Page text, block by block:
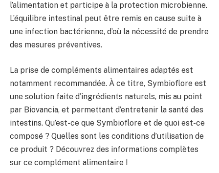
l’alimentation et participe à la protection microbienne.
L’équilibre intestinal peut être remis en cause suite à
une infection bactérienne, d’où la nécessité de prendre
des mesures préventives.
La prise de compléments alimentaires adaptés est
notamment recommandée. À ce titre, Symbioflore est
une solution faite d’ingrédients naturels, mis au point
par Biovancia, et permettant d’entretenir la santé des
intestins. Qu’est-ce que Symbioflore et de quoi est-ce
composé ? Quelles sont les conditions d’utilisation de
ce produit ? Découvrez des informations complètes
sur ce complément alimentaire !